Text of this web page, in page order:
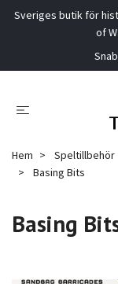
Sveriges butik för
of
Hem Speltillbehör
Basing Bits
Basing